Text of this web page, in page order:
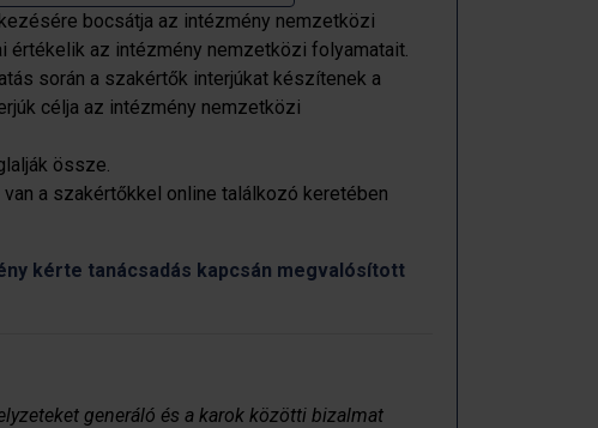
bocsátja az intézmény nemzetközi
értékelik az intézmény nemzetközi folyamatait.
során a szakértők interjúkat készítenek a
célja az intézmény nemzetközi
össze.
a szakértőkkel online találkozó keretében
kérte tanácsadás kapcsán megvalósított
generáló és a karok közötti bizalmat